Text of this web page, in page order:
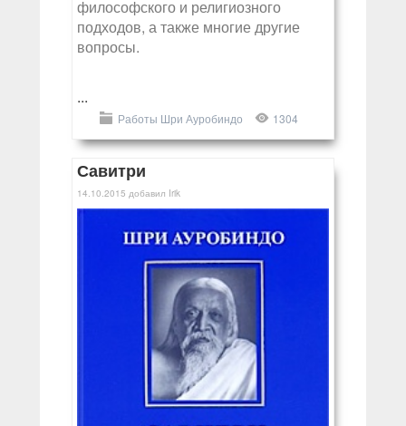
философского и религиозного
подходов, а также многие другие
вопросы.
...
Работы Шри Ауробиндо 1304
Савитри
14.10.2015 добавил Irik